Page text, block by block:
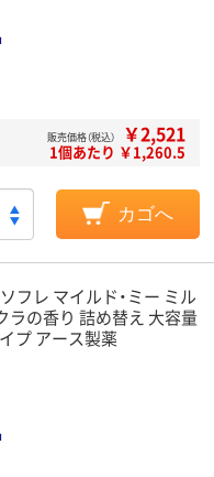
販売価格（税込） ￥2,521
1個あたり ￥1,260.5
カゴへ
フレ マイルド・ミー ミル
ラの香り 詰め替え 大容量
プ アース製薬